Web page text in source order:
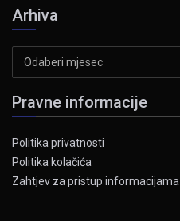
Arhiva
Pravne informacije
Politika privatnosti
Politika kolačića
Zahtjev za pristup informacijama